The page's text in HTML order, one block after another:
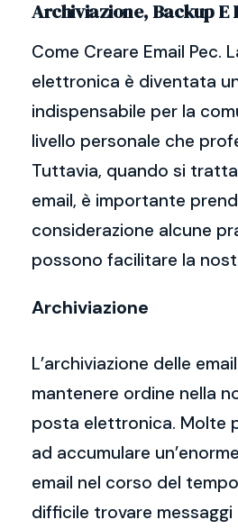
Archiviazione, Backup E
Come Creare Email Pec.
elettronica è diventata
indispensabile per la
livello personale che
Tuttavia, quando si
email, è importante
considerazione alcune
possono facilitare la
Archiviazione
L’archiviazione delle
mantenere ordine nella
posta elettronica. Molte
ad accumulare
email nel corso del
difficile trovare